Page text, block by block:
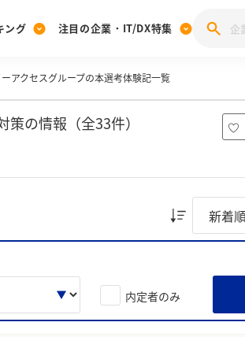
[27卒] 本選考体験記投稿キャンペーン
ング
みんなのDX企業就職ブランド調査
注目の企業・IT/DX特集
アクセスグループの本選考体験記一覧
の情報（全33件）
内定者のみ